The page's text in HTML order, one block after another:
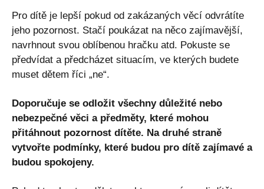
Pro dítě je lepší pokud od zakázaných věcí odvrátíte
jeho pozornost. Stačí poukázat na něco zajímavější,
navrhnout svou oblíbenou hračku atd. Pokuste se
předvídat a předcházet situacím, ve kterých budete
muset dětem říci „ne“.
Doporučuje se odložit všechny důležité nebo
nebezpečné věci a předměty, které mohou
přitáhnout pozornost dítěte. Na druhé straně
vytvořte podmínky, které budou pro dítě zajímavé a
budou spokojeny.